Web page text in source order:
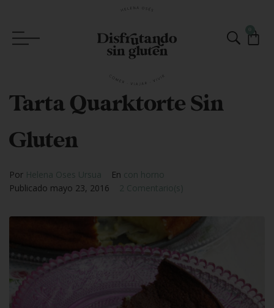
Tarta Quarktorte Sin
Gluten
Por Helena Oses Ursua En con horno
Publicado mayo 23, 2016 2 Comentario(s)